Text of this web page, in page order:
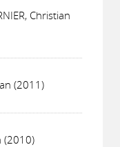
Christian
(2011)
(2010)